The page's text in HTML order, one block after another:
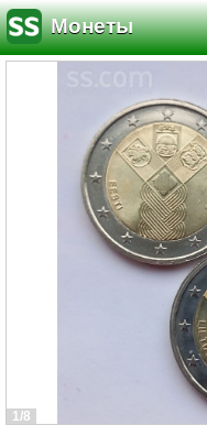
Монеты
1/8